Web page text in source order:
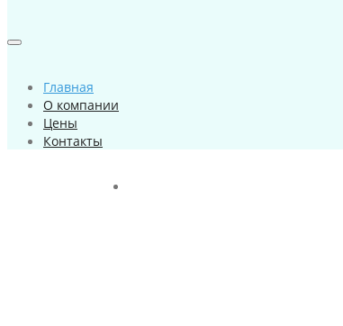
Главная
О компании
Цены
Контакты